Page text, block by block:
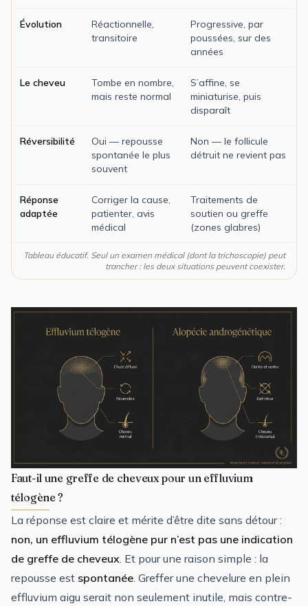
Évolution
Réactionnelle,
transitoire
Progressive, par
poussées, sur des
années
Le cheveu
Tombe en nombre,
mais reste normal
S’affine, se
miniaturise, puis
disparaît
Réversibilité
Oui — repousse
spontanée le plus
souvent
Non — le follicule
détruit ne revient pas
Réponse
adaptée
Corriger la cause,
patienter, avis
médical
Traitements de
soutien ou greffe
(zones glabres)
Tableau éducatif. Seul un examen médical (dont la trichoscopie) peut
trancher : les deux situations peuvent coexister.
Faut-il une greffe de cheveux pour un effluvium
télogène ?
La réponse est claire et mérite d’être dite sans détour :
non, un effluvium télogène pur n’est pas une indication
de greffe de cheveux . Et pour une raison simple : la
repousse est spontanée . Greffer une chevelure en plein
effluvium aigu serait non seulement inutile, mais contre-